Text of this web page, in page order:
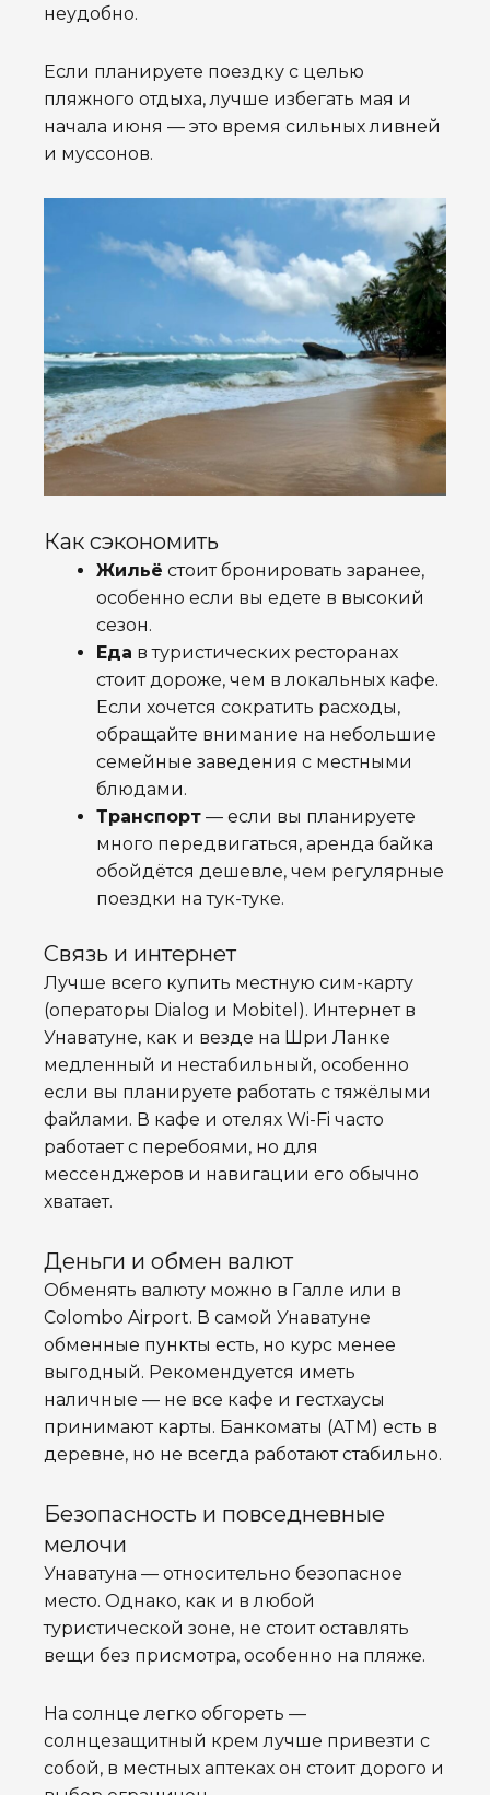
неудобно.
Если планируете поездку с целью
пляжного отдыха, лучше избегать мая и
начала июня — это время сильных ливней
и муссонов.
Как сэкономить
Жильё стоит бронировать заранее,
особенно если вы едете в высокий
сезон.
Еда в туристических ресторанах
стоит дороже, чем в локальных кафе.
Если хочется сократить расходы,
обращайте внимание на небольшие
семейные заведения с местными
блюдами.
Транспорт — если вы планируете
много передвигаться, аренда байка
обойдётся дешевле, чем регулярные
поездки на тук-туке.
Связь и интернет
Лучше всего купить местную сим-карту
(операторы Dialog и Mobitel). Интернет в
Унаватуне, как и везде на Шри Ланке
медленный и нестабильный, особенно
если вы планируете работать с тяжёлыми
файлами. В кафе и отелях Wi-Fi часто
работает с перебоями, но для
мессенджеров и навигации его обычно
хватает.
Деньги и обмен валют
Обменять валюту можно в Галле или в
Colombo Airport. В самой Унаватуне
обменные пункты есть, но курс менее
выгодный. Рекомендуется иметь
наличные — не все кафе и гестхаусы
принимают карты. Банкоматы (ATM) есть в
деревне, но не всегда работают стабильно.
Безопасность и повседневные
мелочи
Унаватуна — относительно безопасное
место. Однако, как и в любой
туристической зоне, не стоит оставлять
вещи без присмотра, особенно на пляже.
На солнце легко обгореть —
солнцезащитный крем лучше привезти с
собой, в местных аптеках он стоит дорого и